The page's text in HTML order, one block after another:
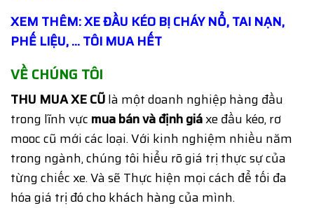
XEM THÊM: XE ĐẦU KÉO BỊ CHÁY NỔ, TAI NẠN,
PHẾ LIỆU, … TÔI MUA HẾT
VỀ CHÚNG TÔI
THU MUA XE CŨlà một doanh nghiệp hàng đầu
trong lĩnh vực mua bán và định giáxe đầu kéo, rơ
mooc cũ mới các loại. Với kinh nghiệm nhiều năm
trong ngành, chúng tôi hiểu rõ giá trị thực sự của
từng chiếc xe. Và sẽ Thực hiện mọi cách để tối đa
hóa giá trị đó cho khách hàng của mình.